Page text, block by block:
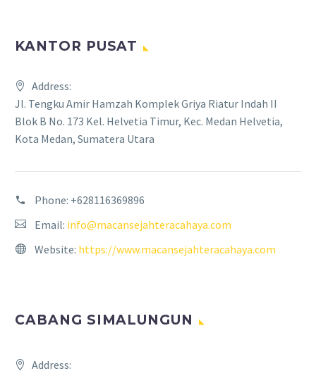
KANTOR PUSAT
Address:
Jl. Tengku Amir Hamzah Komplek Griya Riatur Indah II
Blok B No. 173 Kel. Helvetia Timur, Kec. Medan Helvetia,
Kota Medan, Sumatera Utara
Phone: +628116369896
Email: info@macansejahteracahaya.com
Website: https://www.macansejahteracahaya.com
CABANG SIMALUNGUN
Address: